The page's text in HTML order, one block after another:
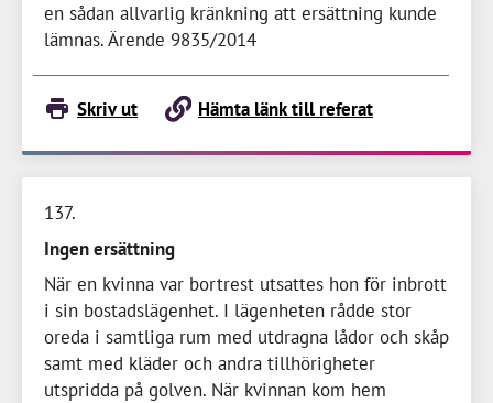
en sådan allvarlig kränkning att ersättning kunde
lämnas. Ärende 9835/2014
Skriv ut Hämta länk till referat
137
Ingen ersättning
När en kvinna var bortrest utsattes hon för inbrott
i sin bostadslägenhet. I lägenheten rådde stor
oreda i samtliga rum med utdragna lådor och skåp
samt med kläder och andra tillhörigheter
utspridda på golven. När kvinnan kom hem